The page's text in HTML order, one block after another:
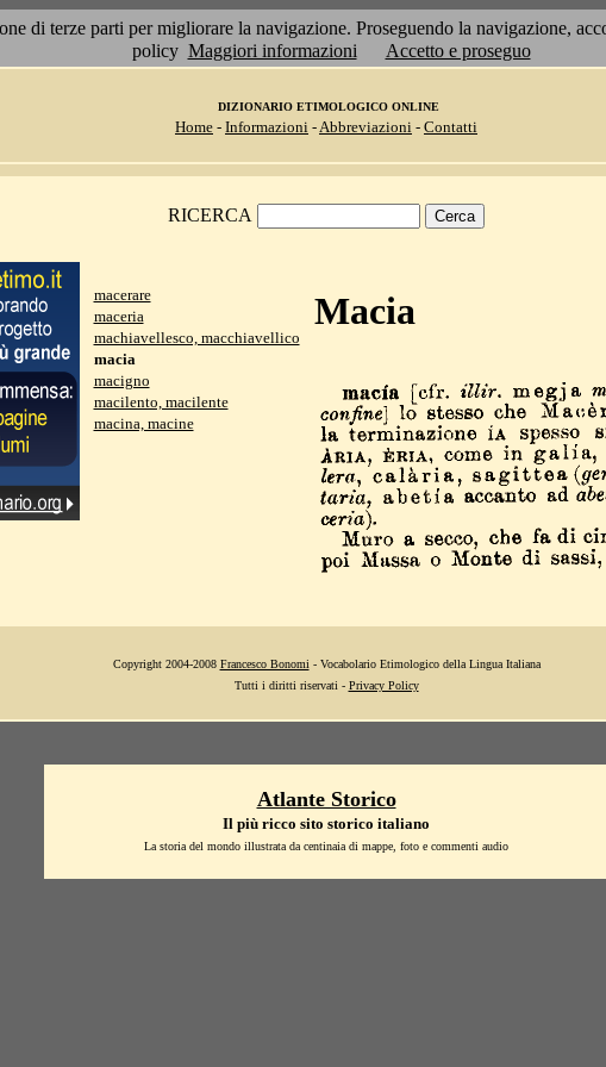
di terze parti per migliorare la navigazione. Proseguendo la navigazione,
policy Maggiori informazioni Accetto e proseguo
DIZIONARIO ETIMOLOGICO ONLINE
Home - Informazioni -Abbreviazioni - Contatti
RICERCA
macerare
maceria
machiavellesco, macchiavellico
macia
macigno
macilento, macilente
macina, macine
Macia
Copyright 2004-2008 Francesco Bonomi - Vocabolario Etimologico della Lingua Italiana
Tutti i diritti riservati - Privacy Policy
Atlante Storico
Il più ricco sito storico italiano
La storia del mondo illustrata da centinaia di mappe, foto e commenti audio